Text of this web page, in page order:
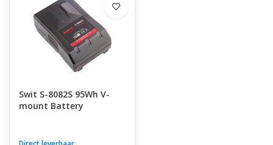
Swit S-8082S 95Wh V-
mount Battery